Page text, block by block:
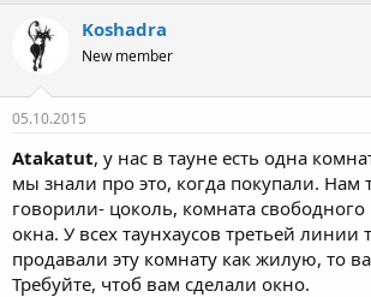
Koshadra
New member
05.10.2015
Atakatut, у нас в тауне есть одна
мы знали про это, когда покупали. Нам
говорили- цоколь, комната свободного
окна. У всех таунхаусов третьей линии
продавали эту комнату как жилую, то
Требуйте, чтоб вам сделали окно.